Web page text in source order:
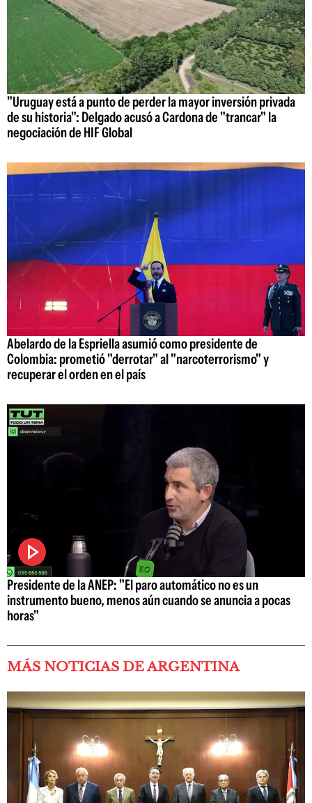
"Uruguay está a punto de perder la mayor inversión privada
de su historia": Delgado acusó a Cardona de "trancar" la
negociación de HIF Global
Abelardo de la Espriella asumió como presidente de
Colombia: prometió "derrotar" al "narcoterrorismo" y
recuperar el orden en el país
Presidente de la ANEP: "El paro automático no es un
instrumento bueno, menos aún cuando se anuncia a pocas
horas"
MÁS NOTICIAS DE ARGENTINA